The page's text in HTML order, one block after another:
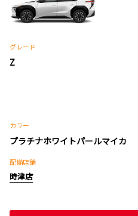
グレード
Z
カラー
プラチナホワイトパールマイカ
配備店舗
時津店